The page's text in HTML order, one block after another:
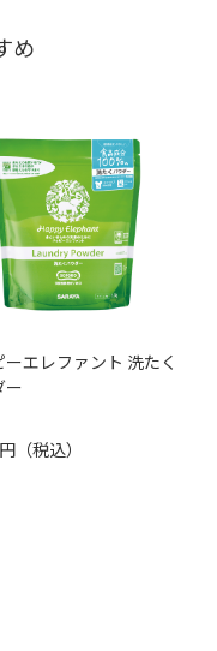
め
ーエレファント 洗たく
ー
（税込）